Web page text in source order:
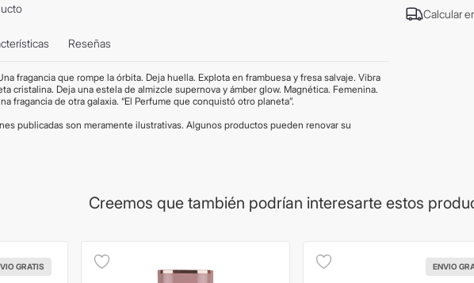
Reseñas
fragancia que rompe la órbita. Deja huella. Explota en frambuesa y fresa salvaje. Vibra
cristalina. Deja una estela de almizcle supernova y ámber glow. Magnética. Femenina.
fragancia de otra galaxia. “El Perfume que conquistó otro planeta”.
publicadas son meramente ilustrativas. Algunos productos pueden renovar su
Calcular
Creemos que también podrían interesarte estos
GRATIS ENVIO